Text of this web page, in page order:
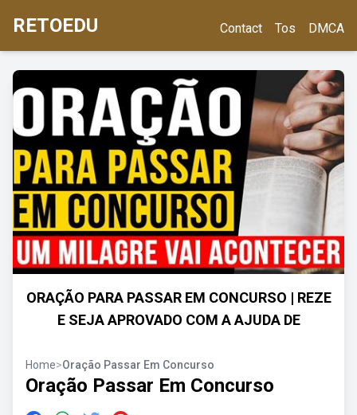
RETOEDU Contact Tos DMCA
ORAÇÃO PARA PASSAR EM CONCURSO | REZE
E SEJA APROVADO COM A AJUDA DE
Home>Oração Passar Em Concurso
Oração Passar Em Concurso